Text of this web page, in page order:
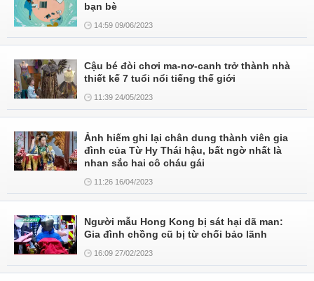
bạn bè
14:59 09/06/2023
Cậu bé đòi chơi ma-nơ-canh trở thành nhà
thiết kế 7 tuổi nổi tiếng thế giới
11:39 24/05/2023
Ảnh hiếm ghi lại chân dung thành viên gia
đình của Từ Hy Thái hậu, bất ngờ nhất là
nhan sắc hai cô cháu gái
11:26 16/04/2023
Người mẫu Hong Kong bị sát hại dã man:
Gia đình chồng cũ bị từ chối bảo lãnh
16:09 27/02/2023